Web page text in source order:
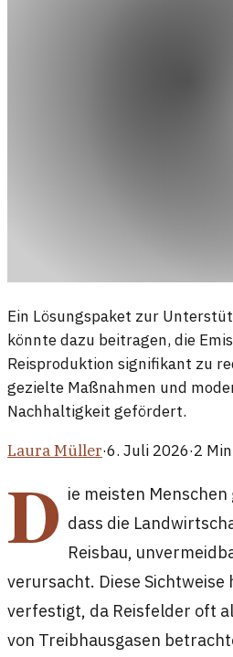
Ein Lösungspaket zur
könnte dazu beitragen, die
Reisproduktion signifikant zu
gezielte Maßnahmen und
Nachhaltigkeit gefördert.
Laura Müller·6. Juli 2026·2
D ie meisten Menschen
dass die
Reisbau,
verursacht. Diese Sichtweise
verfestigt, da Reisfelder oft
von Treibhausgasen